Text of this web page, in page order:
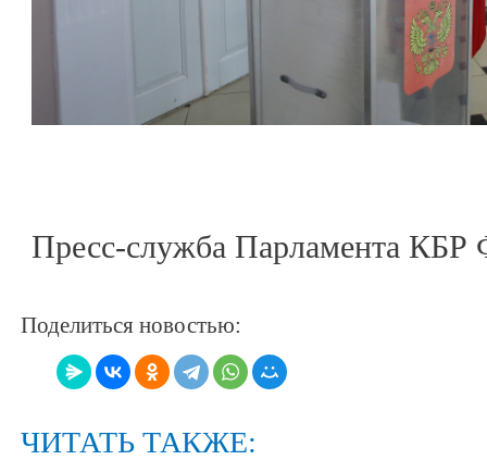
Пресс-служба Парламента КБР
Поделиться новостью:
ЧИТАТЬ ТАКЖЕ: